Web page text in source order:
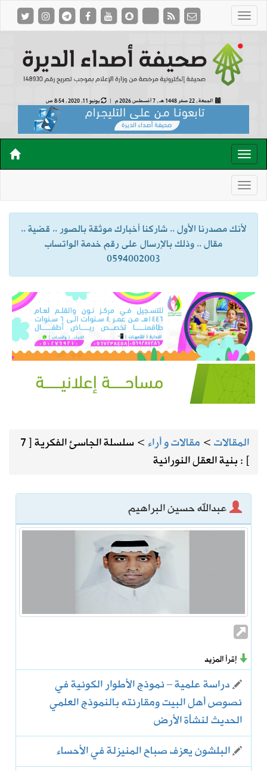
الجمعة , 22 صفر 1448 هـ , 7 أغسطس 2026 م | يونيو 11, 2020 , 8:54 ص
لأنك مصدرنا الأول .. شاركنا أخبارك موثقة بالصور .. قضية ..
مقال .. وذلك بالإرسال على رقم خدمة الواتساب
0594002003
المقالات> مقالات و أراء>
سلسلة الجاسئ الفكرية [ 7
] : بنية العقل النورانية
عبدالله حسين البراهيم
إقرأ المزيد
دراسة علمية – نموذج الأطوار الكونية في
نصوص أهل البيت ومقارنته بالنموذج العلمي
الحديث لنشأة الأرض
البلشون يعزف صباح المنيزلة في الأحساء